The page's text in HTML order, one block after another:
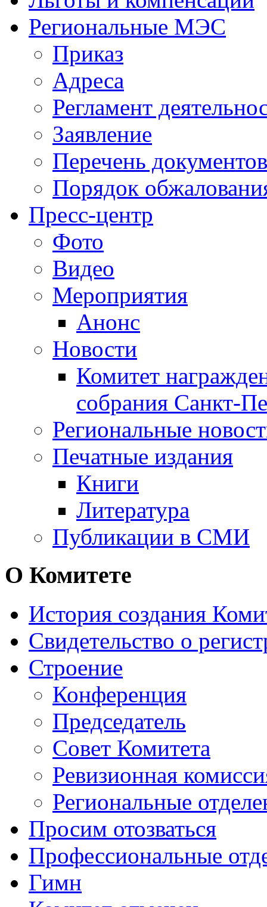
Региональные МЭС
Приказ
Адреса
Регламент
Заявление
Перечень документов
Порядок
Пресс-центр
Фото
Видео
Мероприятия
Анонс
Новости
Комитет
собрания Санкт-
Региональные
Печатные издания
Книги
Литература
Публикации в СМИ
О Комитете
История создания
Свидетельство о
Строение
Конференция
Председатель
Совет Комитета
Ревизионная
Региональные
Просим отозваться
Профессиональные
Гимн